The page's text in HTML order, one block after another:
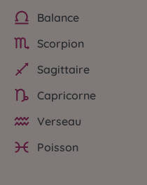
Balance
Scorpion
Sagittaire
Capricorne
Verseau
Poisson